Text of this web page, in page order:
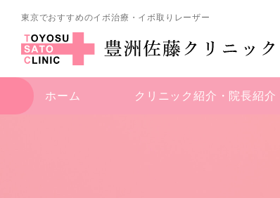
東京でおすすめのイボ治療・イボ取りレーザー
ホーム クリニック紹介・ 院長紹介